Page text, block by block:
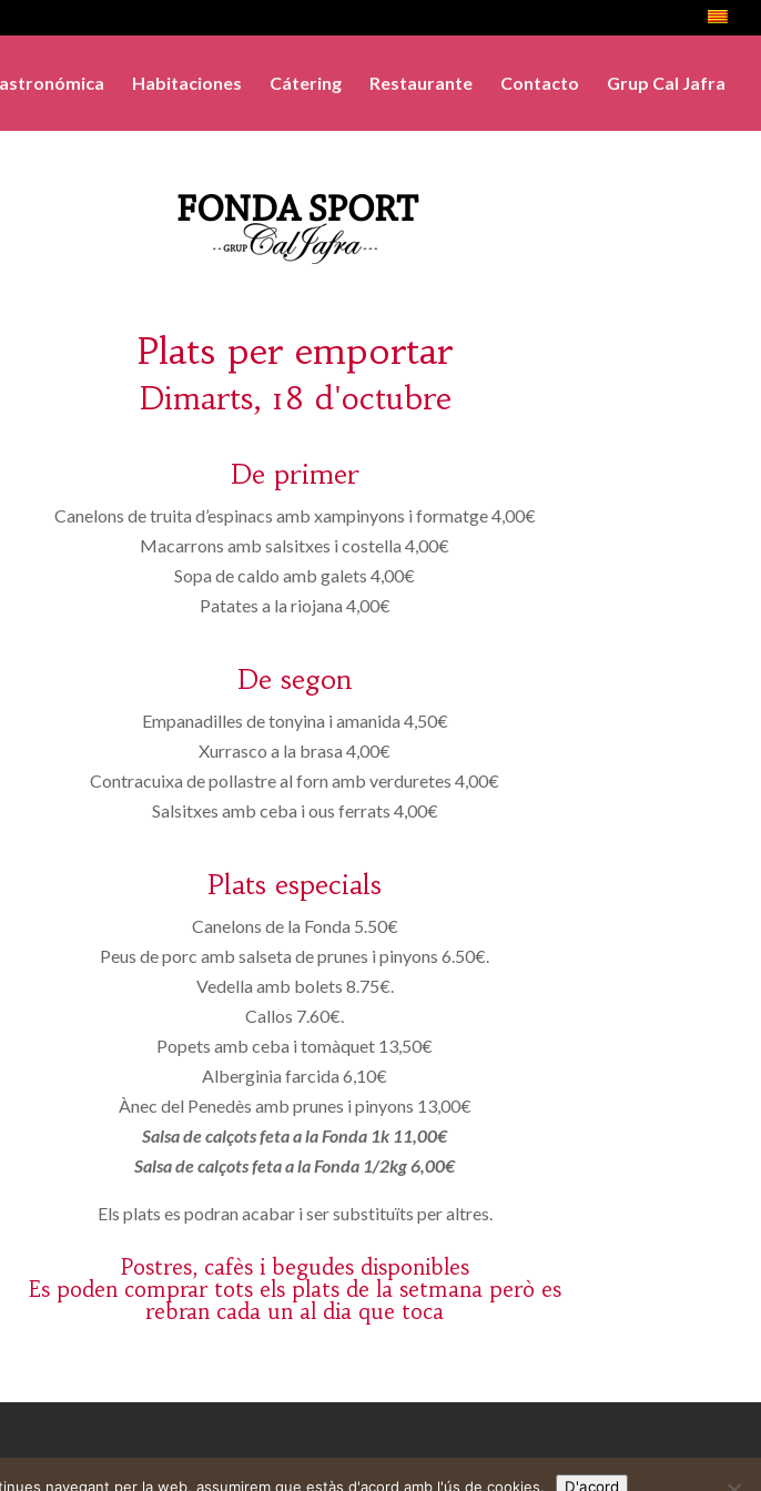
Habitaciones Cátering Restaurante Contacto Grup Cal Jafra
Plats per emportar
Dimarts, 18 d'octubre
De primer
Canelons de truita d’espinacs amb xampinyons i formatge 4,00€
Macarrons amb salsitxes i costella 4,00€
Sopa de caldo amb galets 4,00€
Patates a la riojana 4,00€
De segon
Empanadilles de tonyina i amanida 4,50€
Xurrasco a la brasa 4,00€
Contracuixa de pollastre al forn amb verduretes 4,00€
Salsitxes amb ceba i ous ferrats 4,00€
Plats especials
Canelons de la Fonda 5.50€
Peus de porc amb salseta de prunes i pinyons 6.50€.
Vedella amb bolets 8.75€.
Callos 7.60€.
Popets amb ceba i tomàquet 13,50€
Alberginia farcida 6,10€
Ànec del Penedès amb prunes i pinyons 13,00€
Salsa de calçots feta a la Fonda 1k 11,00€
Salsa de calçots feta a la Fonda 1/2kg 6,00€
Els plats es podran acabar i ser substituïts per altres.
Postres, cafès i begudes disponibles
Es poden comprar tots els plats de la setmana però es
rebran cada un al dia que toca
navegant per la web, assumirem que estàs d'acord amb l'ús de cookies. D'acord